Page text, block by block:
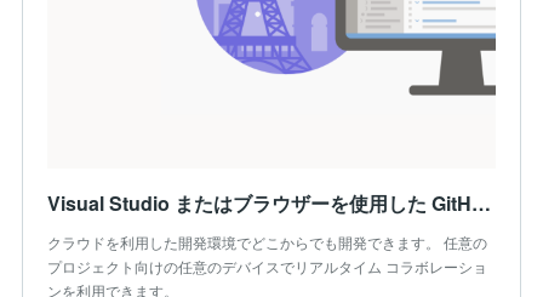
Visual Studio またはブラウザーを使用した GitHub Codespaces
クラウドを利用した開発環境でどこからでも開発できます。 任意の
プロジェクト向けの任意のデバイスでリアルタイム コラボレーショ
ンを利用できます。